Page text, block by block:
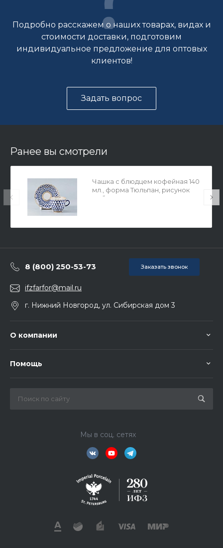
Подробно расскажем о наших товарах, видах и
стоимости доставки, подготовим
индивидуальное предложение для оптовых
клиентов!
Задать вопрос
Ранее вы смотрели
Чашка с блюдцем кофейная 140
мл., форма Тюльпан, рисунок
Кобальтовая сетка арт.
8 (800) 250-53-73 Заказать звонок
ifzfarfor@mail.ru
г. Нижний Новгород, ул. Сибирская дом 3
О компании
Помощь
Мы в соц. сетях